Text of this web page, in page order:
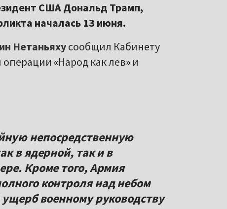
США Дональд Трамп,
началась 13 июня.
Нетаньяхусообщил Кабинету
«Народ как лев» и
непосредственную
в ядерной, так и в
Кроме того, Армия
контроля над небом
ущерб военному руководству